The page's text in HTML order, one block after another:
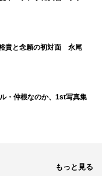
貴と念願の初対面 永尾
・仲根なのか、1st写真集
もっと見る